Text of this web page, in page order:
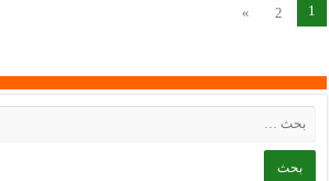
1
2
»